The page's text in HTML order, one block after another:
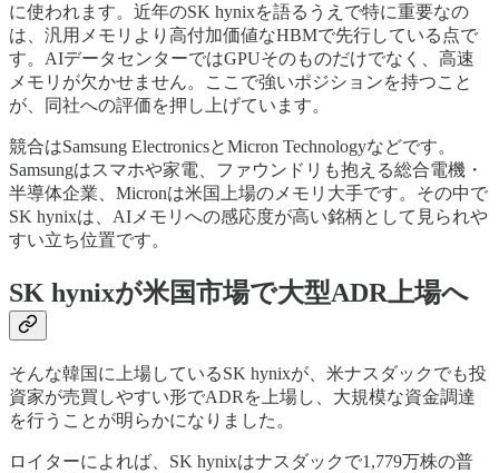
に使われます。近年のSK hynixを語るうえで特に重要なの
は、汎用メモリより高付加価値なHBMで先行している点で
す。AIデータセンターではGPUそのものだけでなく、高速
メモリが欠かせません。ここで強いポジションを持つこと
が、同社への評価を押し上げています。
競合はSamsung ElectronicsとMicron Technologyなどです。
Samsungはスマホや家電、ファウンドリも抱える総合電機・
半導体企業、Micronは米国上場のメモリ大手です。その中で
SK hynixは、AIメモリへの感応度が高い銘柄として見られや
すい立ち位置です。
SK hynixが米国市場で大型ADR上場へ
そんな韓国に上場しているSK hynixが、米ナスダックでも投
資家が売買しやすい形でADRを上場し、大規模な資金調達
を行うことが明らかになりました。
ロイターによれば、SK hynixはナスダックで1,779万株の普